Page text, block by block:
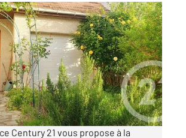
BOIS 94
pièces
vendre
000 €
dédié
Century 21 vous propose à la